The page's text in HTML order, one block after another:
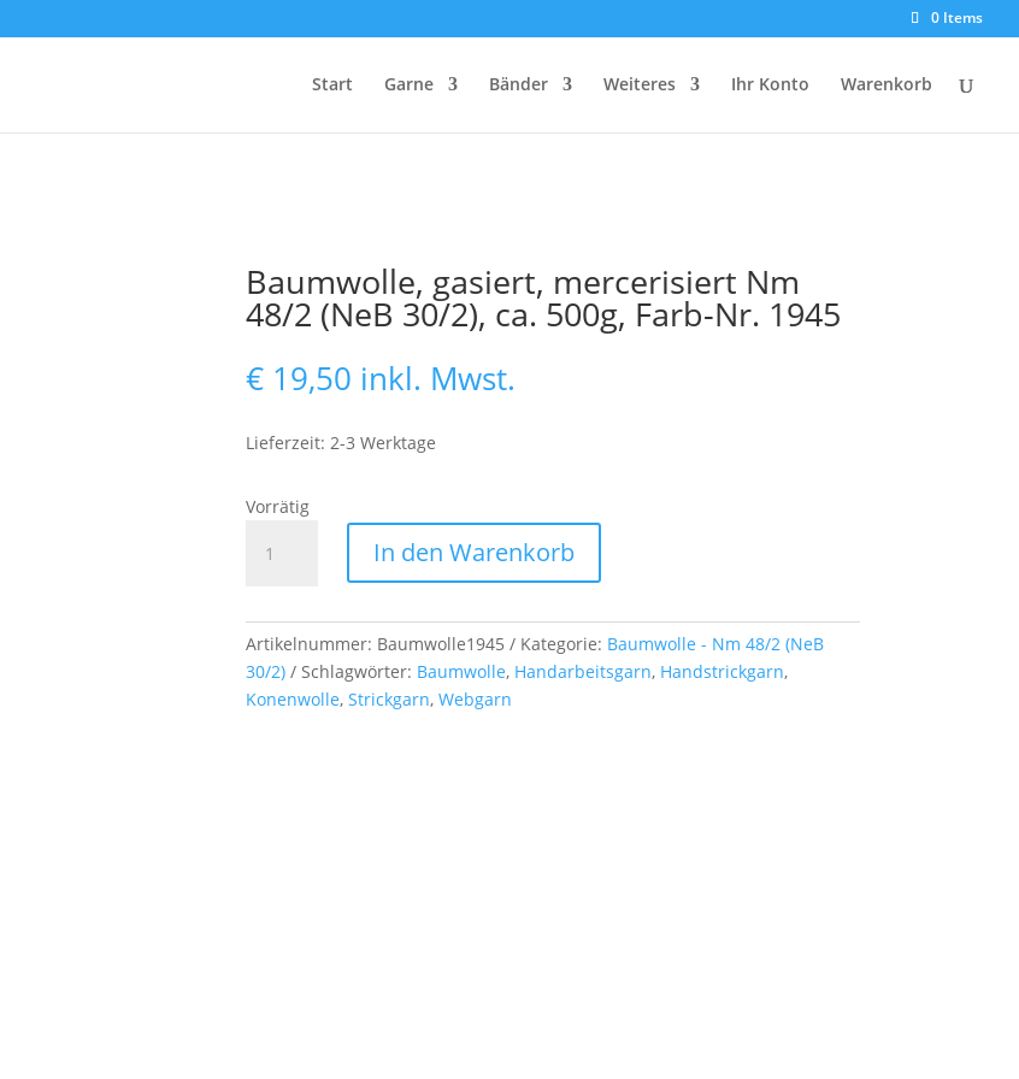
0 Items
Start Garne Bänder Weiteres Ihr Konto Warenkorb
Baumwolle, gasiert, mercerisiert Nm
48/2 (NeB 30/2), ca. 500g, Farb-Nr. 1945
€19,50 inkl. Mwst.
Lieferzeit: 2-3 Werktage
Vorrätig
gasiert,
48/2
(NeB
30/2),
In den Warenkorb
Artikelnummer: Baumwolle1945 Kategorie: Baumwolle - Nm 48/2 (NeB
30/2)
Schlagwörter: Baumwolle, Handarbeitsgarn, Handstrickgarn,
Konenwolle, Strickgarn, Webgarn